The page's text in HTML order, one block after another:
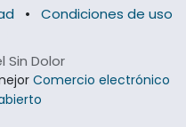
• Condiciones de uso
Sin Dolor
Comercio electrónico